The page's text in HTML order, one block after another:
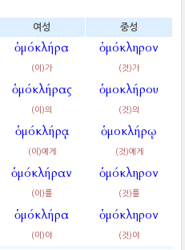
여성 중성
ὁμόκλήρα
(이)가
ὁμόκληρον
(것)가
ὁμόκλήρας
(이)의
ὁμοκλήρου
(것)의
ὁμόκλήρᾳ
(이)에게
ὁμοκλήρῳ
(것)에게
ὁμόκλήραν
(이)를
ὁμόκληρον
(것)를
ὁμόκλήρα
(이)야
ὁμόκληρον
(것)야